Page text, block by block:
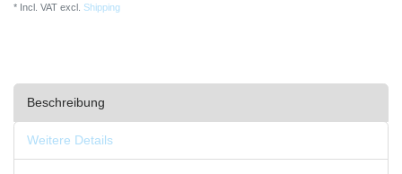
* Incl. VAT excl. Shipping
Beschreibung
Weitere Details